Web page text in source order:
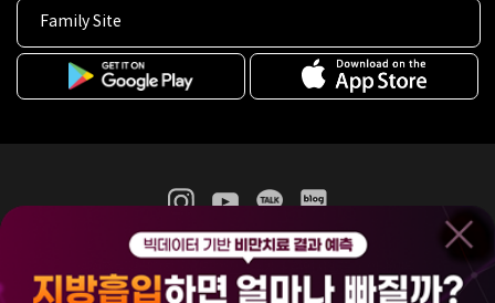
Family Site
365mc 병·의원 이용약관
홈페이지 이용약관
비급여진료수가